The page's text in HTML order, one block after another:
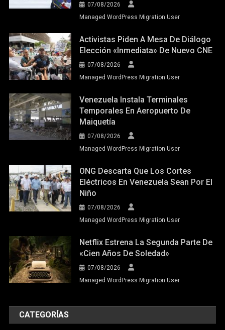
07/08/2026
Managed WordPress Migration User
Activistas Piden A Mesa De Diálogo
Elección «inmediata» De Nuevo CNE
07/08/2026
Managed WordPress Migration User
Venezuela Instala Terminales
Temporales En Aeropuerto De
Maiquetía
07/08/2026
Managed WordPress Migration User
ONG Descarta Que Los Cortes
Eléctricos En Venezuela Sean Por El
Niño
07/08/2026
Managed WordPress Migration User
Netflix Estrena La Segunda Parte De
«Cien Años De Soledad»
07/08/2026
Managed WordPress Migration User
CATEGORÍAS